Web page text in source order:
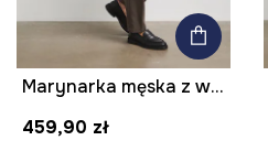
Marynarka męska z wełną melanżowa
459,90 zł